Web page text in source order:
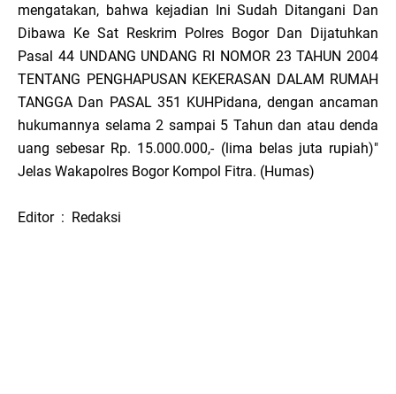
mengatakan, bahwa kejadian Ini Sudah Ditangani Dan
Dibawa Ke Sat Reskrim Polres Bogor Dan Dijatuhkan
Pasal 44 UNDANG UNDANG RI NOMOR 23 TAHUN 2004
TENTANG PENGHAPUSAN KEKERASAN DALAM RUMAH
TANGGA Dan PASAL 351 KUHPidana, dengan ancaman
hukumannya selama 2 sampai 5 Tahun dan atau denda
uang sebesar Rp. 15.000.000,- (lima belas juta rupiah)"
Jelas Wakapolres Bogor Kompol Fitra. (Humas)
Editor : Redaksi